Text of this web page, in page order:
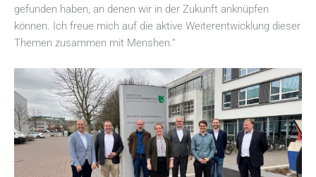
gefunden haben, an denen wir in der Zukunft anknüpfen
können. Ich freue mich auf die aktive Weiterentwicklung dieser
Themen zusammen mit Menshen.“